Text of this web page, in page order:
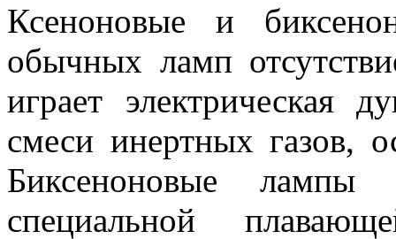
Ксеноновые и
обычных ламп
играет электрическая
смеси инертных газов,
Биксеноновые лампы
специальной